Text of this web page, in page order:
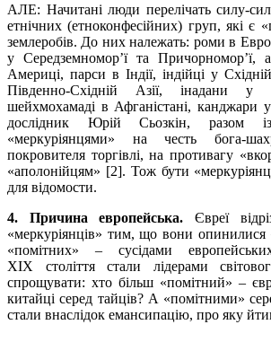
АЛЕ: Начитані люди перелічать силу-
етнічних (етноконфесійних) груп, які є
землеробів. До них належать: роми в
у Середземномор’ї та Причорномор’ї,
Америці, парси в Індії, індійці у
Південно-Східній Азії, інадани у
шейхмохамаді в Афганістані, канджари у
дослідник Юрій Сьозкін, разом
«меркуріянцями» на честь бога-
покровителя торгівлі, на противагу
«аполонійцям» [2]. Тож бути
для відомости.
4. Причина европейська. Євреї
«меркуріянців» тим, що вони
«помітних» – сусідами
XIX століття стали лідерами
спрощувати: хто більш «помітний» –
китайці серед тайців? А «помітними»
стали внаслідок емансипацію, про яку